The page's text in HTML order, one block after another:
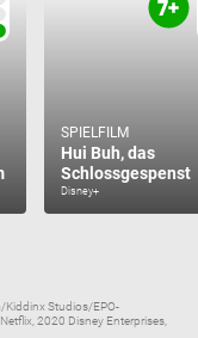
SPIELFILM
Hui Buh, das
Schlossgespenst
Disney+
Kiddinx Studios/EPO-
2020 Disney Enterprises,